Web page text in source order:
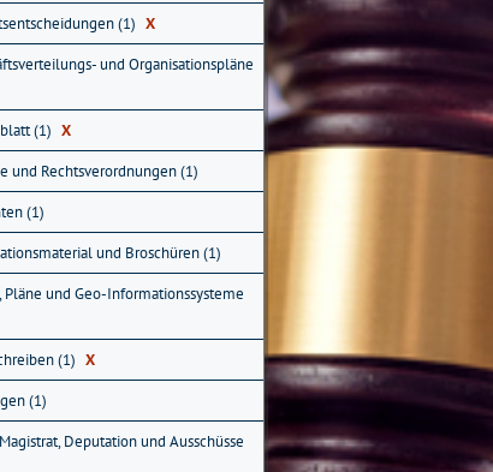
(1) X
und Organisationspläne
(1) X
und Rechtsverordnungen (1)
(1)
und Broschüren (1)
Pläne und Geo-Informationssysteme
(1) X
(1)
Deputation und Ausschüsse